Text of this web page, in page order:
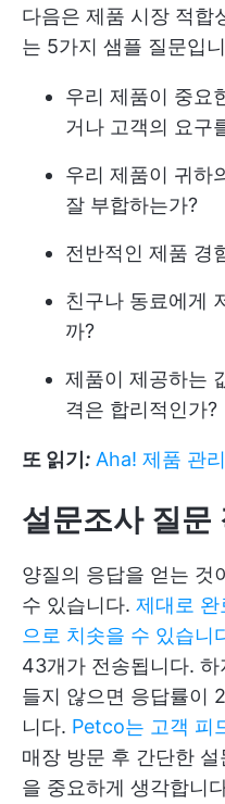
다음은 제품 시장 적합
는 5가지 샘플 질문입
우리 제품이 중요
거나 고객의 요구
우리 제품이 귀하
잘 부합하는가?
전반적인 제품 경
친구나 동료에게
까?
제품이 제공하는
격은 합리적인가?
또 읽기: Aha! 제품 관
설문조사 질문
양질의 응답을 얻는 것
수 있습니다. 제대로
으로 치솟을 수 있습니
43개가 전송됩니다.
들지 않으면 응답률이
니다. Petco는 고객 피
매장 방문 후 간단한
을 중요하게 생각합니